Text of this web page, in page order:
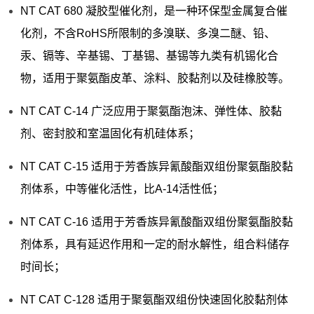
NT CAT 680 凝胶型催化剂，是一种环保型金属复合催
化剂，不含RoHS所限制的多溴联、多溴二醚、铅、
汞、镉等、辛基锡、丁基锡、基锡等九类有机锡化合
物，适用于聚氨酯皮革、涂料、胶黏剂以及硅橡胶等。
NT CAT C-14 广泛应用于聚氨酯泡沫、弹性体、胶黏
剂、密封胶和室温固化有机硅体系；
NT CAT C-15 适用于芳香族异氰酸酯双组份聚氨酯胶黏
剂体系，中等催化活性，比A-14活性低；
NT CAT C-16 适用于芳香族异氰酸酯双组份聚氨酯胶黏
剂体系，具有延迟作用和一定的耐水解性，组合料储存
时间长；
NT CAT C-128 适用于聚氨酯双组份快速固化胶黏剂体